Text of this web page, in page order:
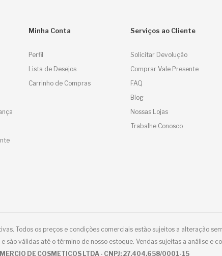
Minha Conta
Perfil
Lista de Desejos
Carrinho de Compras
Serviços ao Cliente
Solicitar Devolução
Comprar Vale Presente
FAQ
Blog
Nossas Lojas
Trabalhe Conosco
Todos os preços e condições comerciais estão sujeitos a alteração
válidas até o término de nosso estoque. Vendas sujeitas a análise e
DE COSMETICOS LTDA - CNPJ: 27.404.658/0001-15